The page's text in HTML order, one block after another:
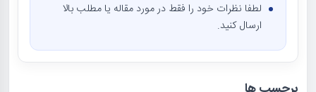
لطفا نظرات خود را فقط در مورد مقاله یا مطلب بالا
ارسال کنید.